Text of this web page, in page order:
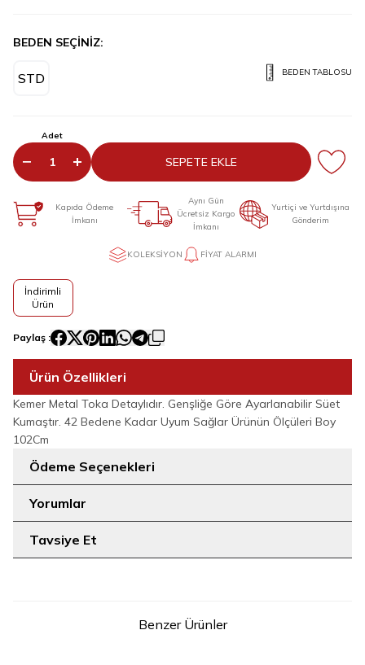
BEDEN SEÇİNİZ:
STD BEDEN TABLOSU
Adet
SEPETE EKLE
Kapıda Ödeme
İmkanı
Aynı Gün
Ücretsiz Kargo
İmkanı
Yurtiçi ve Yurtdışına
Gönderim
KOLEKSIYON FIYAT ALARMI
İndirimli
Ürün
Paylaş :
Ürün Özellikleri
Kemer Metal Toka Detaylıdır. Genşliğe Göre Ayarlanabilir Süet
Kumaştır. 42 Bedene Kadar Uyum Sağlar Ürünün Ölçüleri Boy
102Cm
Ödeme Seçenekleri
Yorumlar
Tavsiye Et
Benzer Ürünler
10